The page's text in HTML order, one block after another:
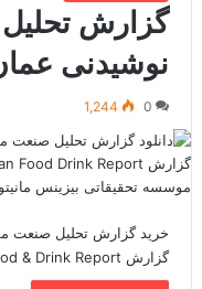
گزارش
نوشیدنی
0
1,244
خرید گزارش تحلیل صنعت
گزارش Oman Food & Drink Report که در آرشیو گیگاپیپر…